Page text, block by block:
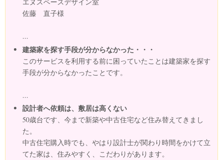
佐藤 直子様
...
建築家を探す手段が分からなかった・・・
このサービスを利用する前に困っていたことは建築家を探す
手段が分からなかったことです。
...
設計者へ依頼は、敷居は高くない
50歳台です、今まで新築や中古住宅など住み替えてきまし
た。
中古住宅購入時でも、やはり設計士が関わり時間をかけて立
てた家は、住みやすく、こだわりがあります。